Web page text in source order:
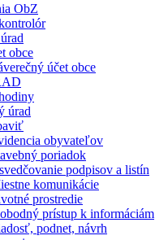
ObZ
obce
účet obce
úrad
obyvateľov
poriadok
podpisov a listín
komunikácie
prostredie
prístup k informáciám
podnet, návrh